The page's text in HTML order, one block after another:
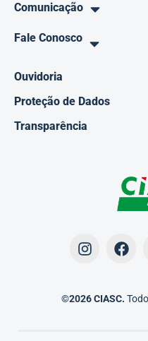
Comunicação
Fale Conosco
Ouvidoria
Proteção de Dados
Transparência
©2026 CIASC.